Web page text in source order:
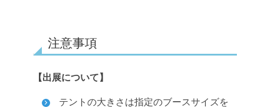
注意事項
【出展について】
テントの大きさは指定のブースサイズを